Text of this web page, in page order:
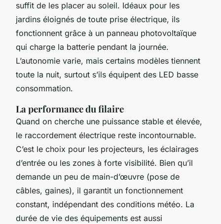
suffit de les placer au soleil. Idéaux pour les
jardins éloignés de toute prise électrique, ils
fonctionnent grâce à un panneau photovoltaïque
qui charge la batterie pendant la journée.
L’autonomie varie, mais certains modèles tiennent
toute la nuit, surtout s’ils équipent des LED basse
consommation.
La performance du filaire
Quand on cherche une puissance stable et élevée,
le raccordement électrique reste incontournable.
C’est le choix pour les projecteurs, les éclairages
d’entrée ou les zones à forte visibilité. Bien qu’il
demande un peu de main-d’œuvre (pose de
câbles, gaines), il garantit un fonctionnement
constant, indépendant des conditions météo. La
durée de vie des équipements est aussi